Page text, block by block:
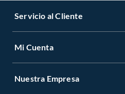
Servicio al Cliente
Mi Cuenta
Nuestra Empresa